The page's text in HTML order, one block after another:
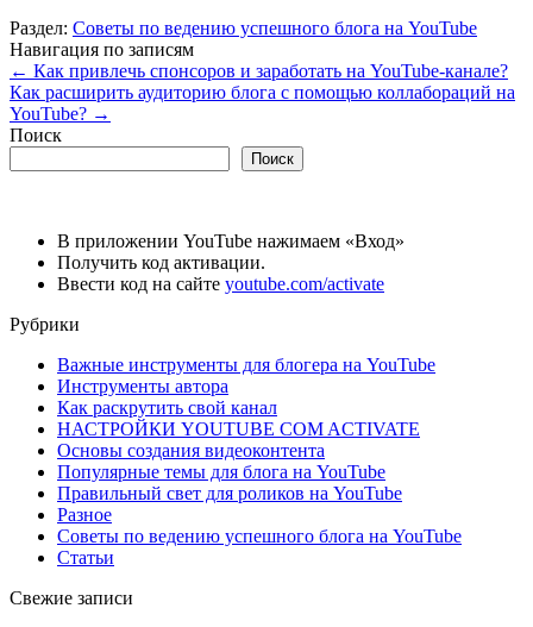
Раздел: Советы по ведению успешного блога на YouTube
Навигация по записям
← Как привлечь спонсоров и заработать на YouTube-канале?
Как расширить аудиторию блога с помощью коллабораций на
YouTube? →
Поиск
Поиск
В приложении YouTube нажимаем «Вход»
Получить код активации.
Ввести код на сайте youtube.com/activate
Рубрики
Важные инструменты для блогера на YouTube
Инструменты автора
Как раскрутить свой канал
НАСТРОЙКИ YOUTUBE COM ACTIVATE
Основы создания видеоконтента
Популярные темы для блога на YouTube
Правильный свет для роликов на YouTube
Разное
Советы по ведению успешного блога на YouTube
Статьи
Свежие записи